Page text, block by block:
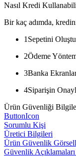
Nasıl Kredi
Bir kaç adımda,
1 Sepetini
2Ödeme
3Banka
4Siparişin
Ürün Güvenliği
ButtonIcon
Sorumlu Kişi
Üretici Bilgileri
Ürün Güvenlik
Güvenlik